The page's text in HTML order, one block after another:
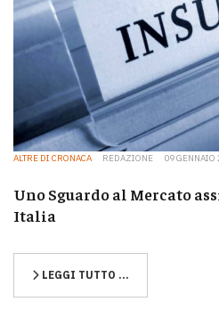
ALTRE DI CRONACA REDAZIONE 09 GENNAIO
Uno Sguardo al Mercato
Italia
LEGGI TUTTO …